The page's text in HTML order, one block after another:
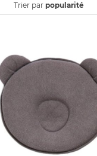
Trier par popularité